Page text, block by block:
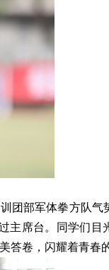
团部军体拳方队气
主席台。同学们目
答卷，闪耀着青春